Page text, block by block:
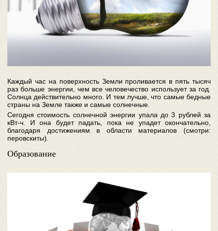
Каждый час на поверхность Земли проливается в пять тысяч
раз больше энергии, чем все человечество использует за год.
Солнца действительно много. И тем лучше, что самые бедные
страны на Земле также и самые солнечные.
Сегодня стоимость солнечной энергии упала до 3 рублей за
кВт-ч. И она будет падать, пока не упадет окончательно,
благодаря достижениям в области материалов (смотри:
перовскиты).
Образование